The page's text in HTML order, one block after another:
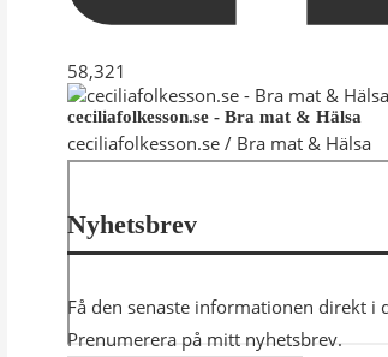
58,321
ceciliafolkesson.se - Bra mat & Hälsa
ceciliafolkesson.se / Bra mat & Hälsa
Nyhetsbrev
Få den senaste informationen direkt i
Prenumerera på mitt nyhetsbrev.